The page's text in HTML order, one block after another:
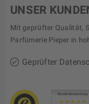
UNSER
Mit geprüfter Qualität,
Parfümerie Pieper in
Geprüfter